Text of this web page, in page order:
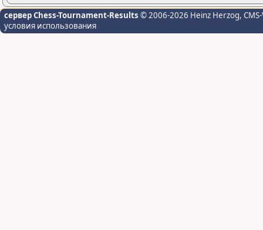
сервер Chess-Tournament-Results © 2006-2026 Heinz Herzog,
условия использования